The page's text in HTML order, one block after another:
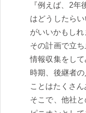
『例えば、2年
はどうしたら
がいいかもしれ
その計画で立
情報収集をし
時期、後継者
ことはたくさん
そこで、他社